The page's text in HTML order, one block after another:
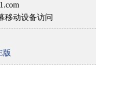
移动设备访问
版